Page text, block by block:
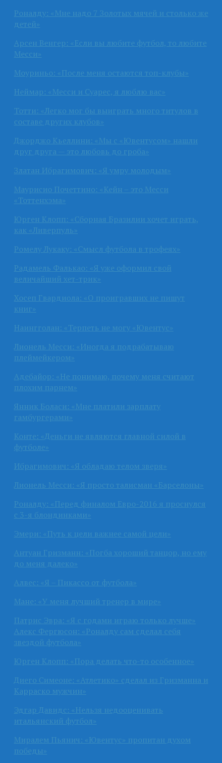
Роналду: «Мне надо 7 Золотых мячей и столько же
детей»
Арсен Венгер: «Если вы любите футбол, то любите
Месси»
Моуриньо: «После меня остаются топ-клубы»
Неймар: «Месси и Суарес, я люблю вас»
Тотти: «Легко мог бы выиграть много титулов в
составе других клубов»
Джорджо Кьеллини: «Мы с «Ювентусом» нашли
друг друга — это любовь до гроба»
Златан Ибрагимович: «Я умру молодым»
Маурисио Почеттино: «Кейн – это Месси
«Тоттенхэма»
Юрген Клопп: «Сборная Бразилии хочет играть,
как «Ливерпуль»
Ромелу Лукаку: «Смысл футбола в трофеях»
Радамель Фалькао: «Я уже оформил свой
величайший хет-трик»
Хосеп Гвардиола: «О проигравших не пишут
книг»
Наингголан: «Терпеть не могу «Ювентус»
Лионель Месси: «Иногда я подрабатываю
плеймейкером»
Адебайор: «Не понимаю, почему меня считают
плохим парнем»
Янник Боласи: «Мне платили зарплату
гамбургерами»
Конте: «Деньги не являются главной силой в
футболе»
Ибрагимович: «Я обладаю телом зверя»
Лионель Месси: «Я просто талисман «Барселоны»
Роналду: «Перед финалом Евро-2016 я проснулся
с 3-я блондинками»
Эмери: «Путь к цели важнее самой цели»
Антуан Гризманн: «Погба хороший танцор, но ему
до меня далеко»
Алвес: «Я – Пикассо от футбола»
Мане: «У меня лучший тренер в мире»
Патрис Эвра: «Я с годами играю только лучше»
Алекс Фергюсон: «Роналду сам сделал себя
звездой футбола»
Юрген Клопп: «Пора делать что-то особенное»
Диего Симеоне: «Атлетико» сделал из Гризманна и
Карраско мужчин»
Эдгар Давидс: «Нельзя недооценивать
итальянский футбол»
Миралем Пьянич: «Ювентус» пропитан духом
победы»